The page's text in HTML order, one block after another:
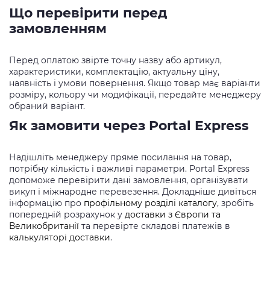
Що перевірити перед
замовленням
Перед оплатою звірте точну назву або артикул,
характеристики, комплектацію, актуальну ціну,
наявність і умови повернення. Якщо товар має варіанти
розміру, кольору чи модифікації, передайте менеджеру
обраний варіант.
Як замовити через Portal Express
Надішліть менеджеру пряме посилання на товар,
потрібну кількість і важливі параметри. Portal Express
допоможе перевірити дані замовлення, організувати
викуп і міжнародне перевезення. Докладніше дивіться
інформацію про профільному розділі каталогу, зробіть
попередній розрахунок у доставки з Європи та
Великобританії та перевірте складові платежів в
калькуляторі доставки.